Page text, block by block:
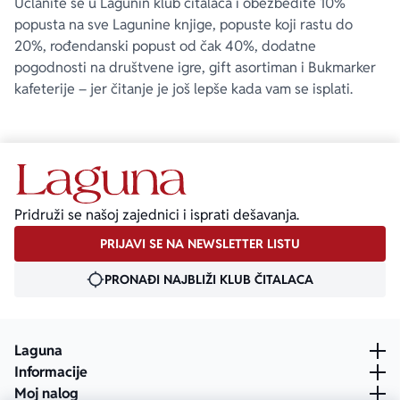
popusta na sve Lagunine knjige, popuste koji rastu do
20%, rođendanski popust od čak 40%, dodatne
pogodnosti na društvene igre, gift asortiman i Bukmarker
kafeterije – jer čitanje je još lepše kada vam se isplati.
Pridruži se našoj zajednici i isprati dešavanja.
PRIJAVI SE NA NEWSLETTER LISTU
PRONAĐI NAJBLIŽI KLUB ČITALACA
Laguna
Informacije
Moj nalog